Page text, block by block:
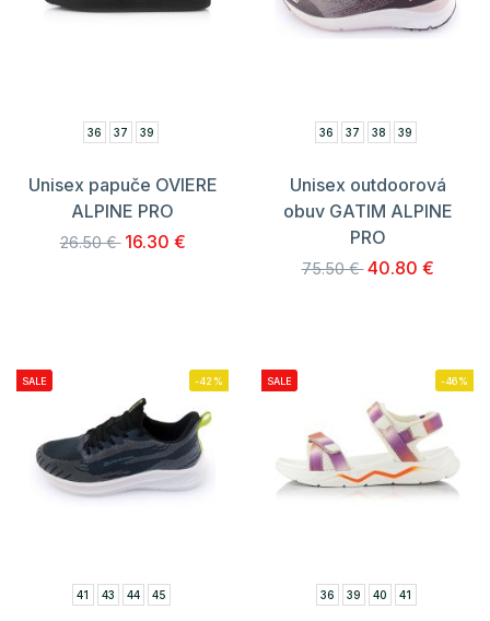
36 37 39
Unisex papuče OVIERE
ALPINE PRO
26.50 € 16.30 €
36 37 38 39
Unisex outdoorová
obuv GATIM ALPINE
PRO
75.50 € 40.80 €
SALE -42%
41 43 44 45
SALE -46%
36 39 40 41